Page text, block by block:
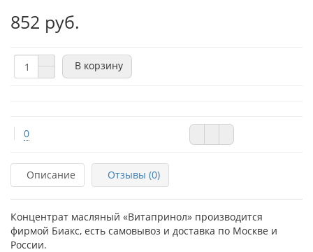
852 руб.
В корзину
0
Описание Отзывы (0)
Концентрат масляный «Витапринол» производится
фирмой Биакс, есть самовывоз и доставка по Москве и
России.